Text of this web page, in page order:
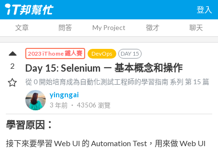
登入
文章 問答 My Project 徵才 聊天
2023 iThome 鐵人賽 DevOps DAY 15
Day 15: Selenium － 基本概念和操作
從 0 開始培育成為自動化測試工程師的學習指南 系列 第 15 篇
yingngai
3 年前 ‧ 43506 瀏覽
2
學習原因：
接下來要學習 Web UI 的 Automation Test，用來做 Web UI